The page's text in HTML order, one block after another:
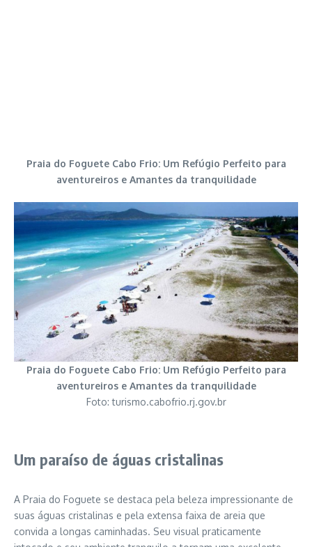
Praia do Foguete Cabo Frio: Um Refúgio Perfeito para
aventureiros e Amantes da tranquilidade
Praia do Foguete Cabo Frio: Um Refúgio Perfeito para
aventureiros e Amantes da tranquilidade
Foto: turismo.cabofrio.rj.gov.br
Um paraíso de águas cristalinas
A Praia do Foguete se destaca pela beleza impressionante de
suas águas cristalinas e pela extensa faixa de areia que
convida a longas caminhadas. Seu visual praticamente